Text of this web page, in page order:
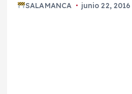
SALAMANCA junio 22, 2016